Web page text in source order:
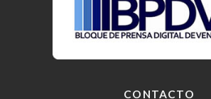
CONTACTO